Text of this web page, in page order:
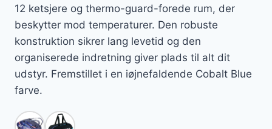
12 ketsjere og thermo-guard-forede rum, der
beskytter mod temperaturer. Den robuste
konstruktion sikrer lang levetid og den
organiserede indretning giver plads til alt dit
udstyr. Fremstillet i en iøjnefaldende Cobalt Blue
farve.